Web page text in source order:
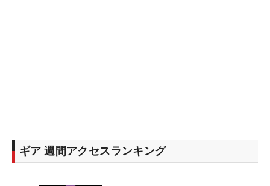
ギア 週間アクセスランキング